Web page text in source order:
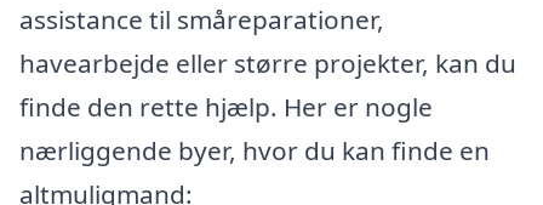
assistance til småreparationer,
havearbejde eller større projekter, kan du
finde den rette hjælp. Her er nogle
nærliggende byer, hvor du kan finde en
altmuligmand: